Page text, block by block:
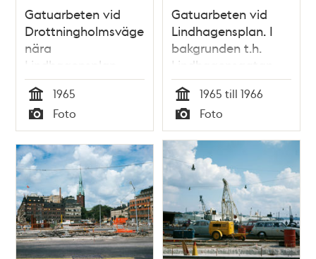
Gatuarbeten vid
Drottningholmsvägen
nära
Lindhagensplan
Tid
1965
Typ
Foto
Gatuarbeten vid
Lindhagensplan. I
bakgrunden t.h.
Lindhagensgatan
Tid
1965 till 1966
Typ
Foto